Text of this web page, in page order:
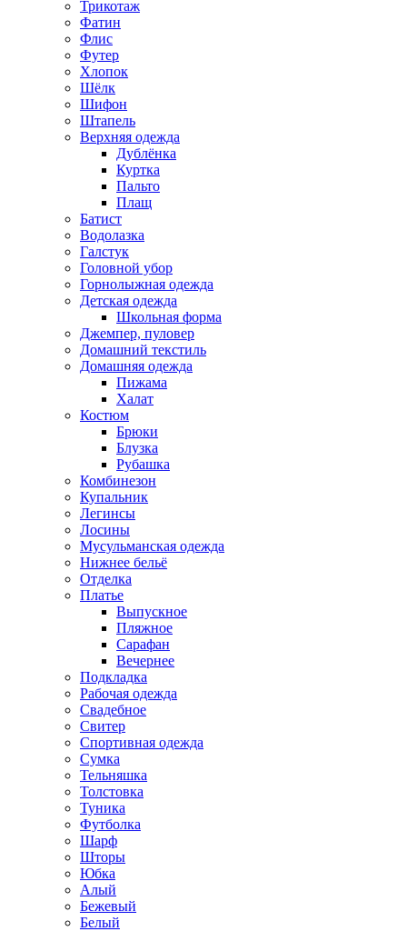
Трикотаж
Фатин
Флис
Футер
Хлопок
Шёлк
Шифон
Штапель
Верхняя одежда
Дублёнка
Куртка
Пальто
Плащ
Батист
Водолазка
Галстук
Головной убор
Горнолыжная одежда
Детская одежда
Школьная форма
Джемпер, пуловер
Домашний текстиль
Домашняя одежда
Пижама
Халат
Костюм
Брюки
Блузка
Рубашка
Комбинезон
Купальник
Легинсы
Лосины
Мусульманская одежда
Нижнее бельё
Отделка
Платье
Выпускное
Пляжное
Сарафан
Вечернее
Подкладка
Рабочая одежда
Свадебное
Свитер
Спортивная одежда
Сумка
Тельняшка
Толстовка
Туника
Футболка
Шарф
Шторы
Юбка
Алый
Бежевый
Белый